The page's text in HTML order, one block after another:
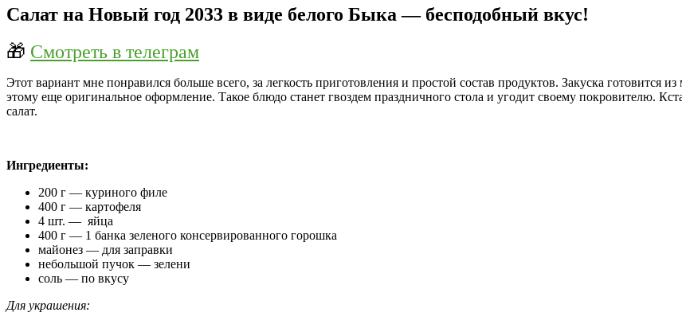
Салат на Новый год 2033 в виде белого Быка — бесподобный вкус!
🎁 Смотреть в телеграм
Этот вариант мне понравился больше всего, за легкость приготовления и простой состав продуктов. Закуска готовится
этому еще оригинальное оформление. Такое блюдо станет гвоздем праздничного стола и угодит своему покровителю.
салат.
Ингредиенты:
200 г — куриного филе
400 г — картофеля
4 шт. — яйца
400 г — 1 банка зеленого консервированного горошка
майонез — для заправки
небольшой пучок — зелени
соль — по вкусу
Для украшения: